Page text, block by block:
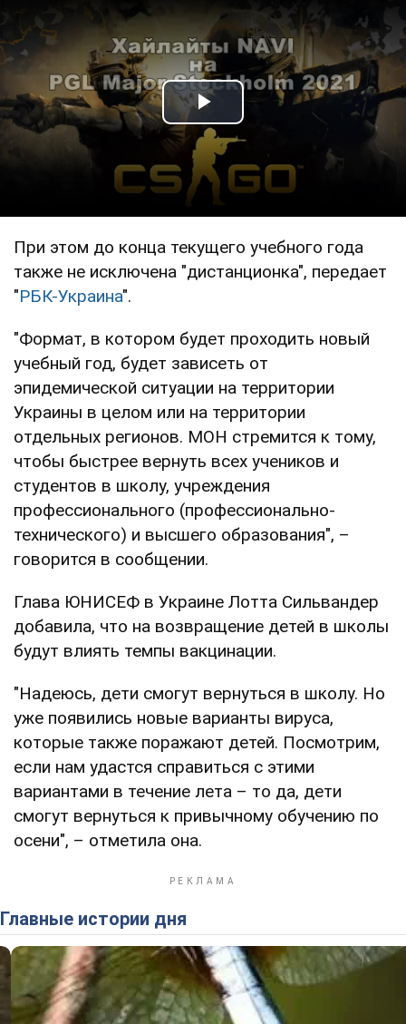
Play Video
При этом до конца текущего учебного года
также не исключена "дистанционка", передает
"РБК-Украина".
"Формат, в котором будет проходить новый
учебный год, будет зависеть от
эпидемической ситуации на территории
Украины в целом или на территории
отдельных регионов. МОН стремится к тому,
чтобы быстрее вернуть всех учеников и
студентов в школу, учреждения
профессионального (профессионально-
технического) и высшего образования", –
говорится в сообщении.
Глава ЮНИСЕФ в Украине Лотта Сильвандер
добавила, что на возвращение детей в школы
будут влиять темпы вакцинации.
"Надеюсь, дети смогут вернуться в школу. Но
уже появились новые варианты вируса,
которые также поражают детей. Посмотрим,
если нам удастся справиться с этими
вариантами в течение лета – то да, дети
смогут вернуться к привычному обучению по
осени", – отметила она.
Главные истории дня